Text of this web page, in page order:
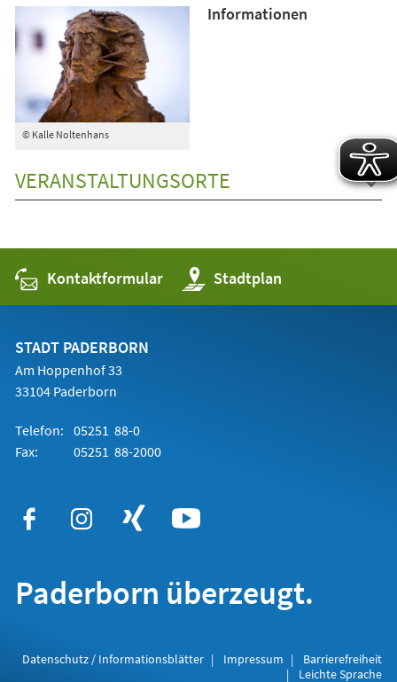
© Kalle Noltenhans
Informationen
VERANSTALTUNGSORTE
Kontaktformular Stadtplan
(Öffnet
in
einem
STADT PADERBORN
Am Hoppenhof 33
33104 Paderborn
Telefon: 05251 88-0
Fax:
05251 88-2000
Paderborn überzeugt.
Datenschutz / Informationsblätter Impressum
Barrierefreiheit
Leichte Sprache